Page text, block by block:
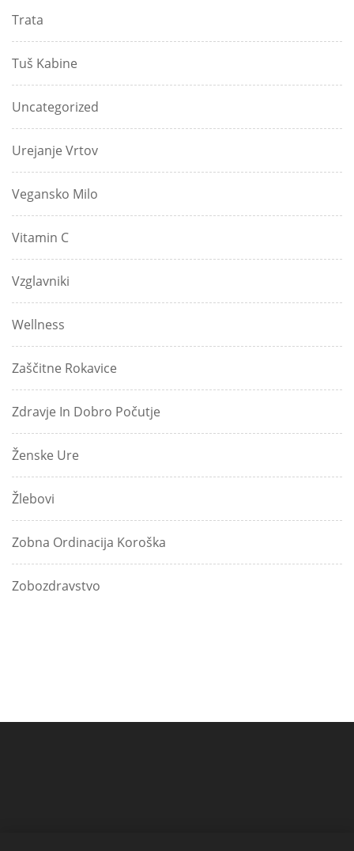
Trata
Tuš Kabine
Uncategorized
Urejanje Vrtov
Vegansko Milo
Vitamin C
Vzglavniki
Wellness
Zaščitne Rokavice
Zdravje In Dobro Počutje
Ženske Ure
Žlebovi
Zobna Ordinacija Koroška
Zobozdravstvo